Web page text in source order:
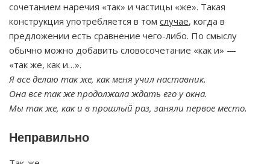
сочетанием наречия «так» и частицы «же». Такая
конструкция употребляется в том случае, когда в
предложении есть сравнение чего-либо. По смыслу
обычно можно добавить словосочетание «как и» —
«так же, как и…».
Я все делаю так же, как меня учил наставник.
Она все так же продолжала ждать его у окна.
Мы так же, как и в прошлый раз, заняли первое место.
Неправильно